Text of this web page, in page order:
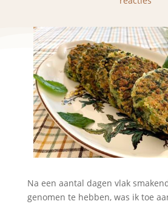
Na een aantal dagen vlak
genomen te hebben, was ik toe